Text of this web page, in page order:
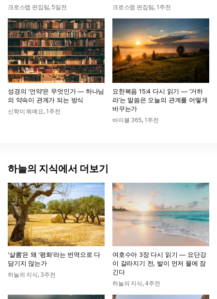
크로스맵 편집팀,5일전 크로스맵 편집팀, 1주전
성경의 ‘언약’은 무엇인가 — 하나님
의 약속이 관계가 되는 방식
신학이 뭐예요, 1주전
요한복음 15:4 다시 읽기 — ‘거하
라’는 말씀은 오늘의 관계를 어떻게
바꾸는가
바이블 365, 1주전
하늘의 지식에서 더보기
‘샬롬’은 왜 ‘평화’라는 번역으로 다
담기지 않는가
하늘의 지식 , 3주전
여호수아 3장 다시 읽기 — 요단강
이 갈라지기 전, 발이 먼저 물에 잠
긴다
하늘의 지식 , 4주전